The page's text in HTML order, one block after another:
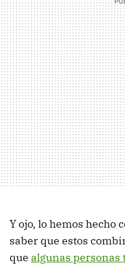
Y ojo, lo hemos hecho
saber que estos
que algunas personas